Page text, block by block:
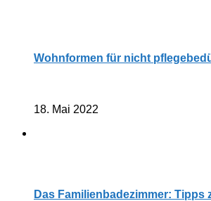
Wohnformen für nicht
18. Mai 2022
Das Familienbadezimmer: Tipps